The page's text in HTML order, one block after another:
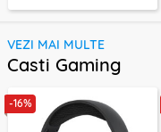
VEZI MAI MULTE
Casti Gaming
-16%